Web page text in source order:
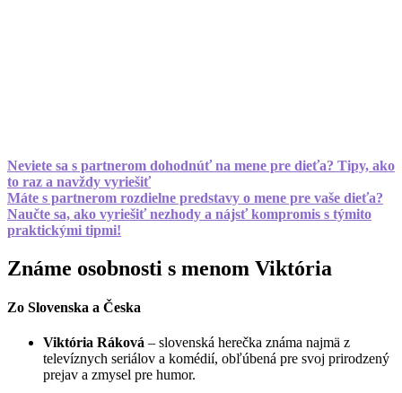
Neviete sa s partnerom dohodnúť na mene pre dieťa? Tipy, ako
to raz a navždy vyriešiť
Máte s partnerom rozdielne predstavy o mene pre vaše dieťa?
Naučte sa, ako vyriešiť nezhody a nájsť kompromis s týmito
praktickými tipmi!
Známe osobnosti s menom Viktória
Zo Slovenska a Česka
Viktória Ráková – slovenská herečka známa najmä z
televíznych seriálov a komédií, obľúbená pre svoj prirodzený
prejav a zmysel pre humor.